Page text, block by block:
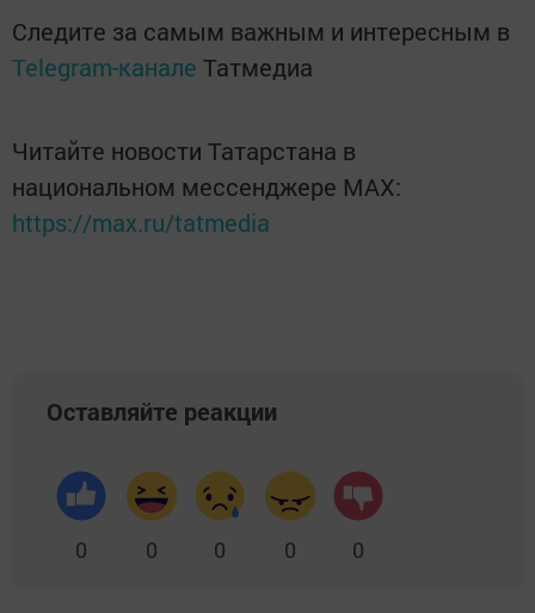
Следите за самым важным и интересным в
Telegram-канале Татмедиа
Читайте новости Татарстана в
национальном мессенджере MАХ:
https://max.ru/tatmedia
Оставляйте реакции
0 0 0 0 0